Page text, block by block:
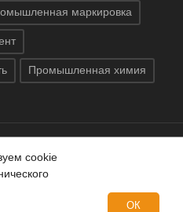
маркировка
Промышленная химия
ГК «Индатэк»
с сайта запрещено.
офертой, определяемой
cookie
ОК